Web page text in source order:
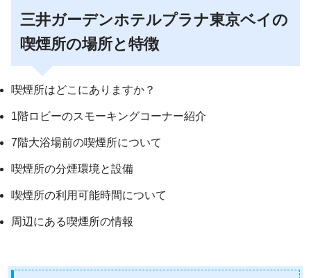
三井ガーデンホテルプラナ東京ベイの
喫煙所の場所と特徴
喫煙所はどこにありますか？
1階ロビーのスモーキングコーナー紹介
7階大浴場前の喫煙所について
喫煙所の分煙環境と設備
喫煙所の利用可能時間について
周辺にある喫煙所の情報